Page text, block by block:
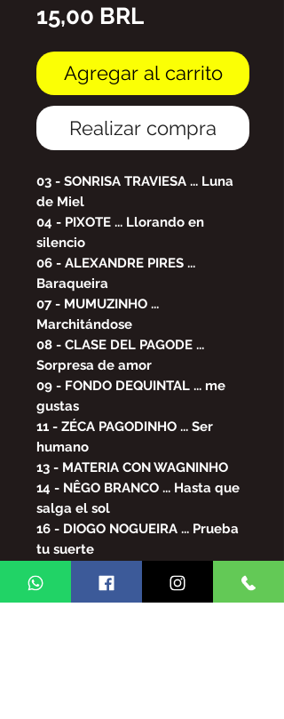
15,00 BRLPrecio
Agregar al carrito
Realizar compra
03 - SONRISA TRAVIESA ... Luna
de Miel
04 - PIXOTE ... Llorando en
silencio
06 - ALEXANDRE PIRES ...
Baraqueira
07 - MUMUZINHO ...
Marchitándose
08 - CLASE DEL PAGODE ...
Sorpresa de amor
09 - FONDO DEQUINTAL ... me
gustas
11 - ZÉCA PAGODINHO ... Ser
humano
13 - MATERIA CON WAGNINHO
14 - NÊGO BRANCO ... Hasta que
salga el sol
16 - DIOGO NOGUEIRA ... Prueba
tu suerte
18 - ROBERTO RIBEIRO ...